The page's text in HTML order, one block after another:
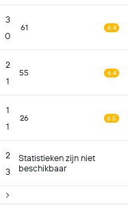
3
0
61 6.4
2
1
55 6.4
1
1
26 6.5
2
3
Statistieken zijn niet
beschikbaar